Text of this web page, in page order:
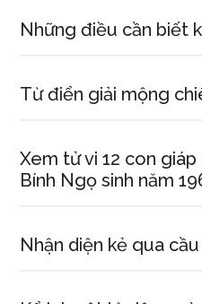
Những điều cần biết
Từ điển giải mộng
Xem tử vi 12 con
Bính Ngọ sinh năm
Nhận diện kẻ qua